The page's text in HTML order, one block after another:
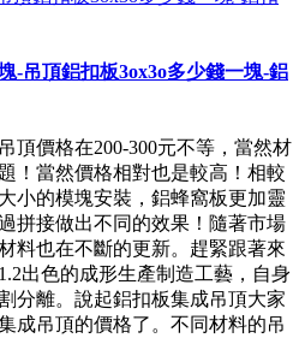
-吊頂鋁扣板3ox3o多少錢一塊-鋁
頂價格在200-300元不等，當然材
！當然價格相對也是較高！相較
小的模塊安裝，鋁蜂窩板更加靈
拼接做出不同的效果！隨著市場
料也在不斷的更新。趕緊跟著來
出色的成形生產制造工藝，自身
分離。說起鋁扣板集成吊頂大家
成吊頂的價格了。不同材料的吊